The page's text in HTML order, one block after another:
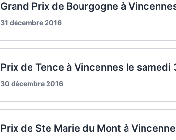
Grand Prix de Bourgogne à
31 décembre 2016
Prix de Tence à Vincennes le samedi
30 décembre 2016
Prix de Ste Marie du Mont à